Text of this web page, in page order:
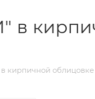
в
кирпичной